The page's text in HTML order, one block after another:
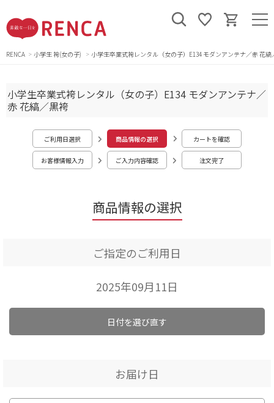
RENCA 小学生 袴(女の子) 小学生卒業式袴レンタル（女の子）E134 モダンアンテナ／赤 花縞
商品情報の選択
小学生卒業式袴レンタル（女の子）E134 モダンアンテナ／
赤 花縞／黒袴
ご利用日選択 商品情報の選択 カートを確認
お客様情報入力 ご入力内容確認 注文完了
ご指定のご利用日
2025年09月11日
日付を選び直す
お届け日